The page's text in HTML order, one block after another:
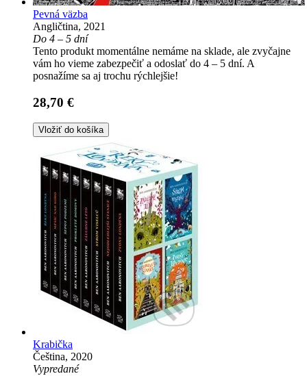
Pevná väzba
Angličtina, 2021
Do 4 – 5 dní
Tento produkt momentálne nemáme na sklade, ale zvyčajne
vám ho vieme zabezpečiť a odoslať do 4 – 5 dní. A
posnažíme sa aj trochu rýchlejšie!
28,70 €
Vložiť do košíka
Krabička
Čeština, 2020
Vypredané